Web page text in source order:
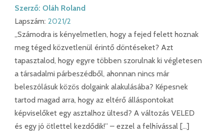
Szerző: Oláh Roland
Lapszám: 2021/2
„Számodra is kényelmetlen, hogy a fejed felett hoznak
meg téged közvetlenül érintő döntéseket? Azt
tapasztalod, hogy egyre többen szorulnak ki végletesen
a társadalmi párbeszédből, ahonnan nincs már
beleszólásuk közös dolgaink alakulásába? Képesnek
tartod magad arra, hogy az eltérő álláspontokat
képviselőket egy asztalhoz ültesd? A változás VELED
és egy jó ötlettel kezdődik!” – ezzel a felhívással […]